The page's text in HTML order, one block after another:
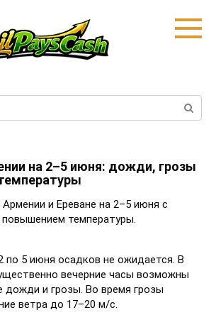
на 2–5 июня: дожди, грозы
по 5 июня осадков не ожидается. В
вечерние часы возможны
дожди и грозы. Во время грозы
ветра до 17–20 м/с.